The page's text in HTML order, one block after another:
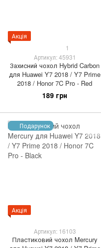
Акція
1
Артикул: 45931
Захисний чохол Hybrid Carbon
для Huawei Y7 2018 / Y7 Prime
2018 / Honor 7C Pro - Red
189 грн
Подарунок
Акція
Артикул: 16103
Пластиковий чохол Mercury